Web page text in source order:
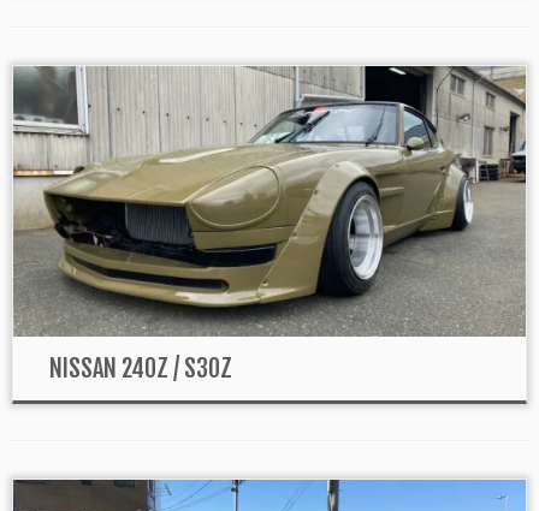
NISSAN 240Z / S30Z